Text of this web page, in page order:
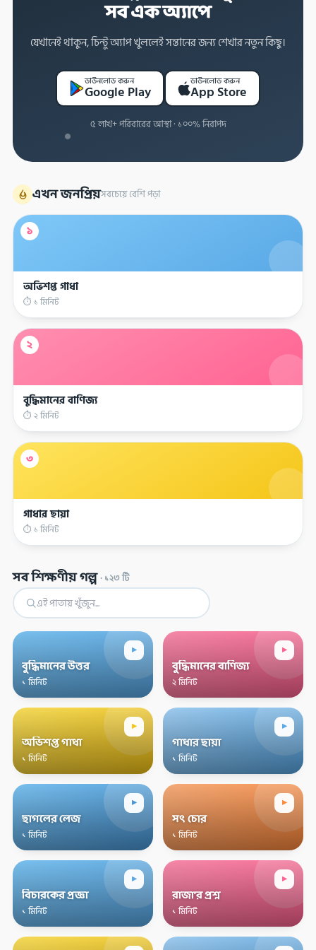
সব এক অ্যাপে
যেখানেই থাকুন, চিন্টু অ্যাপ খুললেই সন্তানের জন্য শেখার নতুন কিছু।
ডাউনলোড করুন
Google Play
ডাউনলোড করুন
App Store
৫ লাখ+ পরিবারের আস্থা · ১০০% নিরাপদ
এখন জনপ্রিয়সবচেয়ে বেশি পড়া
১
অভিশপ্ত গাধা
⏱ ১ মিনিট
২
বুদ্ধিমানের বাণিজ্য
⏱ ২ মিনিট
৩
গাধার ছায়া
⏱ ১ মিনিট
সব শিক্ষণীয় গল্প·১২৩টি
▸
বুদ্ধিমানের উত্তর
১ মিনিট
▸
বুদ্ধিমানের বাণিজ্য
২ মিনিট
▸
অভিশপ্ত গাধা
১ মিনিট
▸
গাধার ছায়া
১ মিনিট
▸
ছাগলের লেজ
১ মিনিট
▸
সৎ চোর
১ মিনিট
▸
বিচারকের প্রজ্ঞা
১ মিনিট
▸
রাজা’র প্রশ্ন
১ মিনিট